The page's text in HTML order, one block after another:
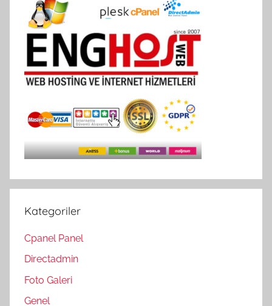
Kategoriler
Cpanel Panel
Directadmin
Foto Galeri
Genel